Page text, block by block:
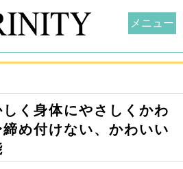
く身体にやさしくかわ
め付けない、かわいい
メニュー